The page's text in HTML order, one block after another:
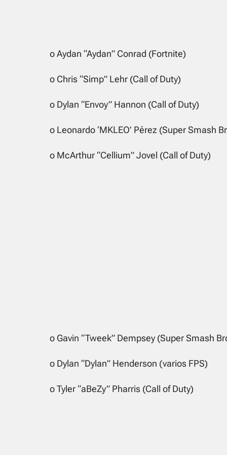
o Aydan “Aydan” Conrad (Fortnite)
o Chris “Simp” Lehr (Call of Duty)
o Dylan “Envoy” Hannon (Call of Duty)
o Leonardo ‘MKLEO’ Pérez (Super Smash
o McArthur “Cellium” Jovel (Call of Duty)
o Gavin “Tweek” Dempsey (Super Smash
o Dylan “Dylan” Henderson (varios FPS)
o Tyler “aBeZy” Pharris (Call of Duty)